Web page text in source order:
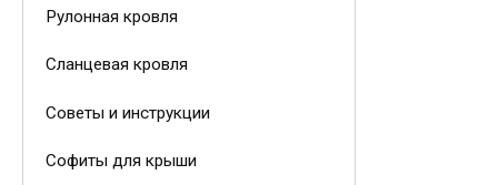
Рулонная кровля
Сланцевая кровля
Советы и инструкции
Софиты для крыши